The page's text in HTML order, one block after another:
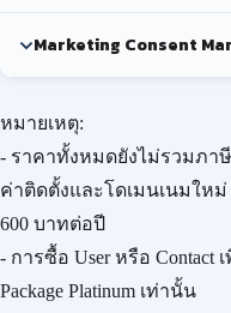
Marketing Consent
หมายเหตุ:
- ราคาทั้งหมดยังไม่รวมภา
ค่าติดตั้งและโดเมนเนมให
600 บาทต่อปี
- การซื้อ User หรือ Contact
Package Platinum เท่านั้น